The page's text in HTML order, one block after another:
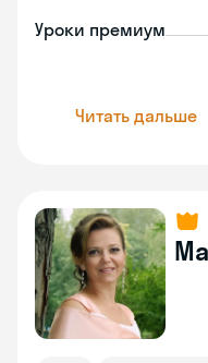
Уроки премиум
Читать дальше